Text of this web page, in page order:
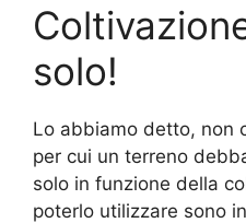
solo!
Lo abbiamo detto, non
per cui un terreno
solo in funzione della
poterlo utilizzare sono